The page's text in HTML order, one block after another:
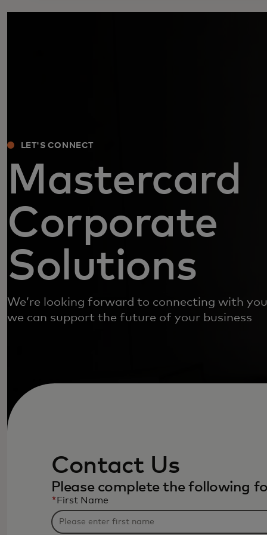
LET'S CONNECT
Mastercard
Corporate
Solutions
We’re looking forward to connecting with
we can support the future of your business
Contact Us
Please complete the following
*First Name